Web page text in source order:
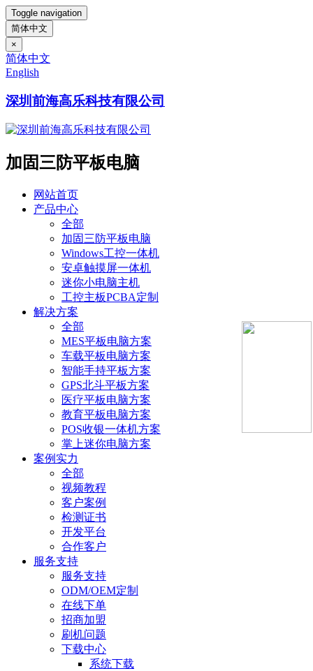
Toggle navigation
简体中文
×
简体中文
English
深圳前海高乐科技有限公司
加固三防平板电脑
网站首页
产品中心
全部
加固三防平板电脑
Windows工控一体机
安卓触摸屏一体机
迷你小电脑主机
工控主板PCBA定制
解决方案
全部
MES平板电脑方案
车载平板电脑方案
智能手持平板方案
GPS北斗平板方案
医疗平板电脑方案
教育平板电脑方案
POS收银一体机方案
掌上迷你电脑方案
案例实力
全部
视频教程
客户案例
检测证书
开发平台
合作客户
服务支持
服务支持
ODM/OEM定制
在线下单
招商加盟
刷机问题
下载中心
系统下载